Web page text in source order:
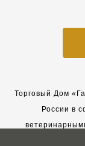
Торговый Дом
России в